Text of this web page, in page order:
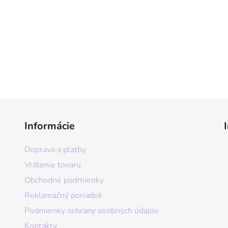
Informácie
Doprava a platby
Vrátenie tovaru
Obchodné podmienky
Reklamačný poriadok
Podmienky ochrany osobných údajov